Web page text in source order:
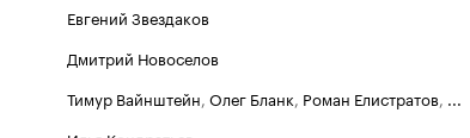
Евгений Звездаков
Дмитрий Новоселов
Тимур Вайнштейн, Олег Бланк, Роман Елистратов, ...